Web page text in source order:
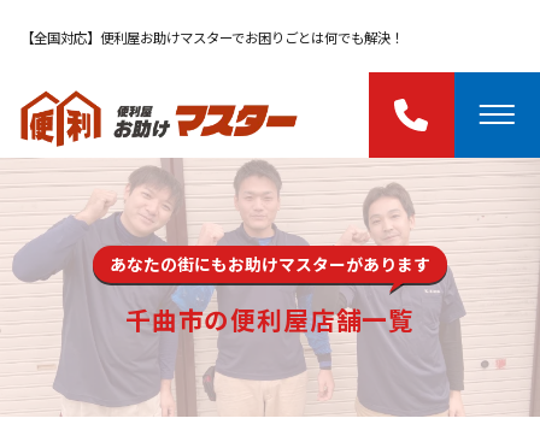
【全国対応】便利屋お助けマスターでお困りごとは何でも解決！
あなたの街にもお助けマスターがあります
千曲市の便利屋店舗一覧